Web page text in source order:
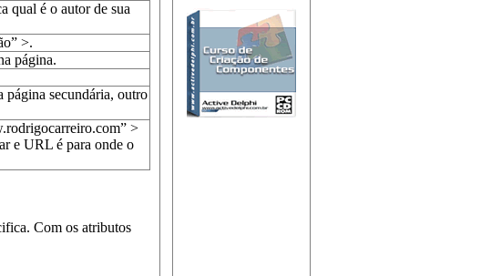
autor de sua
>.
página.
secundária, outro
>
e URL é para onde o
Com os atributos